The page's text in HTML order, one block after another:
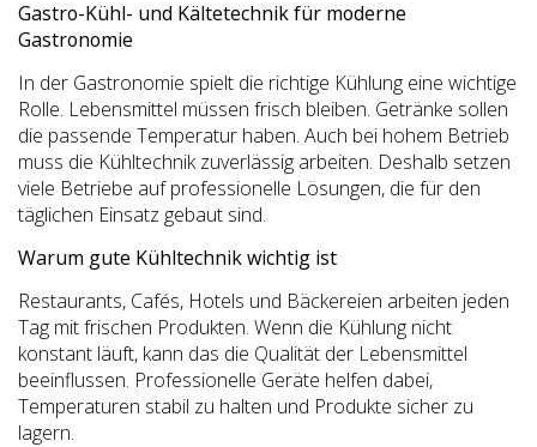
Gastro-Kühl- und Kältetechnik für moderne
Gastronomie
In der Gastronomie spielt die richtige Kühlung eine wichtige
Rolle. Lebensmittel müssen frisch bleiben. Getränke sollen
die passende Temperatur haben. Auch bei hohem Betrieb
muss die Kühltechnik zuverlässig arbeiten. Deshalb setzen
viele Betriebe auf professionelle Lösungen, die für den
täglichen Einsatz gebaut sind.
Warum gute Kühltechnik wichtig ist
Restaurants, Cafés, Hotels und Bäckereien arbeiten jeden
Tag mit frischen Produkten. Wenn die Kühlung nicht
konstant läuft, kann das die Qualität der Lebensmittel
beeinflussen. Professionelle Geräte helfen dabei,
Temperaturen stabil zu halten und Produkte sicher zu
lagern.